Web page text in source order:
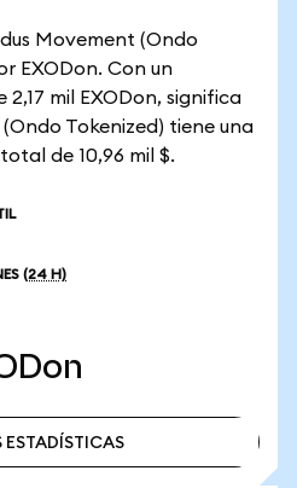
Movement (Ondo
EXODon. Con un
mil EXODon, significa
Tokenized) tiene una
de 10,96 mil $.
(24 H)
ESTADÍSTICAS